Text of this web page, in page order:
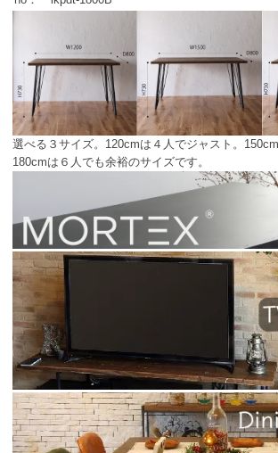
選べる３サイズ。120cmは４人でジャスト。
180cmは６人でも余裕のサイズです。